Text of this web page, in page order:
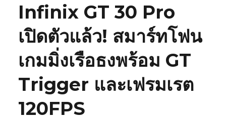
Infinix GT 30 Pro
เปิดตัวแล้ว! สมาร์ทโฟน
เกมมิ่งเรือธงพร้อม GT
Trigger และเฟรมเรต
120FPS